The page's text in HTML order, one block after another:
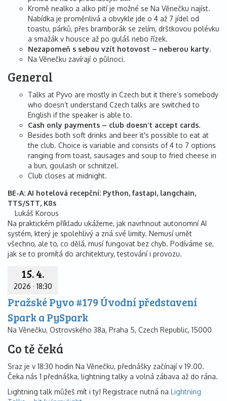
Kromě nealko a alko pití je možné se Na Věnečku najíst.
Nabídka je proměnlivá a obvykle jde o 4 až 7 jídel od
toastu, párků, přes bramborák se zelím, dršťkovou polévku
a smažák v housce až po guláš nebo řízek.
Nezapomeň s sebou vzít hotovost – neberou karty.
Na Věnečku zavírají o půlnoci.
General
Talks at Pyvo are mostly in Czech but it there’s somebody
who doesn’t understand Czech talks are switched to
English if the speaker is able to.
Cash only payments – club doesn’t accept cards.
Besides both soft drinks and beer it's possible to eat at
the club. Choice is variable and consists of 4 to 7 options
ranging from toast, sausages and soup to fried cheese in
a bun, goulash or schnitzel.
Club closes at midnight.
BE-A: AI hotelová recepční: Python, fastapi, langchain,
TTS/STT, K8s
Lukáš Korous
Na praktickém příkladu ukážeme, jak navrhnout autonomní AI
systém, který je spolehlivý a zná své limity. Nemusí umět
všechno, ale to, co dělá, musí fungovat bez chyb. Podíváme se,
jak se to promítá do architektury, testování i provozu.
15. 4.
2026 · 18:30
Pražské Pyvo #179 Úvodní představení
Spark a PySpark
Na Věnečku, Ostrovského 38a, Praha 5, Czech Republic, 15000
Co tě čeká
Sraz je v 18:30 hodin Na Věnečku, přednášky začínají v 19.00.
Čeka nás 1 přednáška, lightning talky a volná zábava až do rána.
Lightning talk můžeš mít i ty! Registrace nutná na Lightning